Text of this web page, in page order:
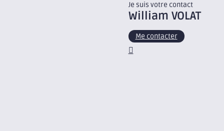
Je suis votre contact
William VOLAT
Me contacter